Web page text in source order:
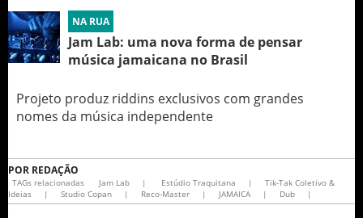
NA RUA
Jam Lab: uma nova forma de pensar
música jamaicana no Brasil
Projeto produz riddins exclusivos com grandes
nomes da música independente
POR REDAÇÃO
TAGs relacionadas Jam Lab | Estúdio Traquitana |
Tik-Tak Coletivo &
Ideias
| Studio Copan | Reco-Master | JAMAICA | Dub |